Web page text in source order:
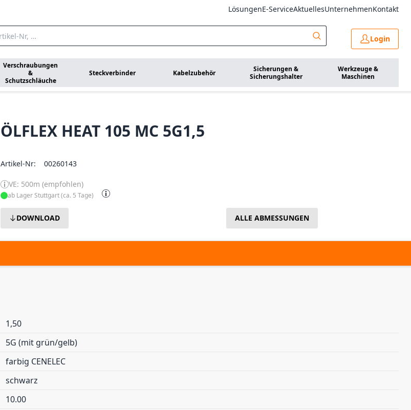
LösungenE-ServiceAktuellesUnternehmenKontakt
Login
Verschraubungen
&
Schutzschläuche
Steckverbinder Kabelzubehör
Sicherungen &
Sicherungshalter
Werkzeuge &
Maschinen
ÖLFLEX HEAT 105 MC 5G1,5
Artikel-Nr: 00260143
VE: 500m (empfohlen)
ab Lager Stuttgart (ca. 5 Tage)
DOWNLOAD ALLE ABMESSUNGEN
1,50
5G (mit grün/gelb)
farbig CENELEC
schwarz
10.00